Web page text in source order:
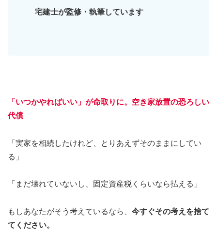
宅建士が監修・執筆しています
「いつかやればいい」が命取りに。空き家放置の恐ろしい
代償
「実家を相続したけれど、とりあえずそのままにしてい
る」
「まだ壊れていないし、固定資産税くらいなら払える」
もしあなたがそう考えているなら、 今すぐその考えを捨て
てください。